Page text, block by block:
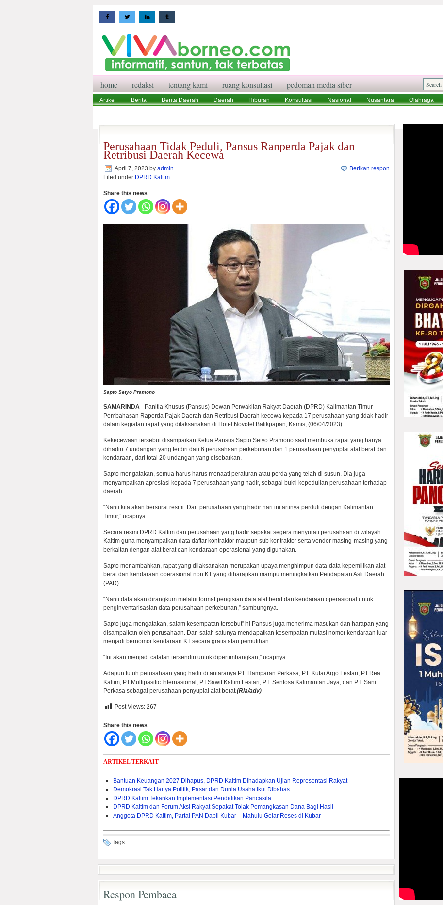
home redaksi tentang kami ruang konsultasi pedoman media siber
Artikel Berita Berita Daerah Daerah Hiburan Konsultasi Nasional Nusantara Olahraga
Perusahaan Tidak Peduli, Pansus Ranperda Pajak dan
Retribusi Daerah Kecewa
April 7, 2023 by admin
Filed under DPRD Kaltim
Berikan respon
Share this news
Sapto Setyo Pramono
SAMARINDA– Panitia Khusus (Pansus) Dewan Perwakilan Rakyat Daerah (DPRD) Kalimantan Timur
Pembahasan Raperda Pajak Daerah dan Retribusi Daerah kecewa kepada 17 perusahaan yang tidak hadir
dalam kegiatan rapat yang dilaksanakan di Hotel Novotel Balikpapan, Kamis, (06/04/2023)
Kekecewaan tersebut disampaikan Ketua Pansus Sapto Setyo Pramono saat membuka rapat yang hanya
dihadiri 7 undangan yang terdiri dari 6 perusahaan perkebunan dan 1 perusahaan penyuplai alat berat dan
kendaraan, dari total 20 undangan yang disebarkan.
Sapto mengatakan, semua harus harus menaati peraturan atau perda yang telah di susun. Dia juga
menyampaikan apresiasi kepada 7 perusahaan yang hadir, sebagai bukti kepedulian perusahaan terhadap
daerah.
“Nanti kita akan bersurat resmi. Dan perusahaan yang hadir hari ini artinya perduli dengan Kalimantan
Timur,” ucapnya
Secara resmi DPRD Kaltim dan perusahaan yang hadir sepakat segera menyurati perusahaan di wilayah
Kaltim guna menyampaikan data daftar kontraktor maupun sub kontraktor serta vendor masing-masing yang
berkaitan dengan alat berat dan kendaraan operasional yang digunakan.
Sapto menambahkan, rapat yang dilaksanakan merupakan upaya menghimpun data-data kepemilikan alat
berat dan kendaraan operasional non KT yang diharapkan mampu meningkatkan Pendapatan Asli Daerah
(PAD).
“Nanti data akan dirangkum melalui format pengisian data alat berat dan kendaraan operasional untuk
penginventarisasian data perusahaan perkebunan,” sambungnya.
Sapto juga mengatakan, salam kesempatan tersebut”Ini Pansus juga menerima masukan dan harapan yang
disampaikan oleh perusahaan. Dan salah satunya mendapatkan kesempatan mutasi nomor kendaraan luar
menjadi bernomor kendaraan KT secara gratis atau pemutihan.
“Ini akan menjadi catatan tersendiri untuk dipertimbangkan,” ucapnya.
Adapun tujuh perusahaan yang hadir di antaranya PT. Hamparan Perkasa, PT. Kutai Argo Lestari, PT.Rea
Kaltim, PT.Multipasific Internasional, PT.Sawit Kaltim Lestari, PT. Sentosa Kalimantan Jaya, dan PT. Sani
Perkasa sebagai perusahaan penyuplai alat berat.(Ria/adv)
Post Views: 267
Share this news
ARTIKEL TERKAIT
Bantuan Keuangan 2027 Dihapus, DPRD Kaltim Dihadapkan Ujian Representasi Rakyat
Demokrasi Tak Hanya Politik, Pasar dan Dunia Usaha Ikut Dibahas
DPRD Kaltim Tekankan Implementasi Pendidikan Pancasila
DPRD Kaltim dan Forum Aksi Rakyat Sepakat Tolak Pemangkasan Dana Bagi Hasil
Anggota DPRD Kaltim, Partai PAN Dapil Kubar – Mahulu Gelar Reses di Kubar
Tags:
Respon Pembaca